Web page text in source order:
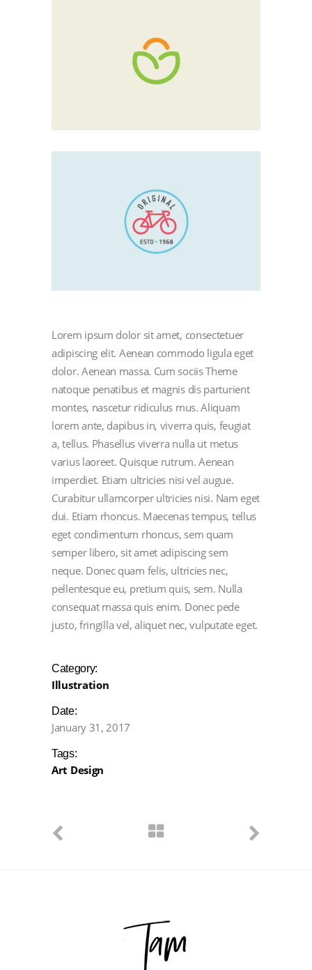
Lorem ipsum dolor sit amet, consectetuer
adipiscing elit. Aenean commodo ligula eget
dolor. Aenean massa. Cum sociis Theme
natoque penatibus et magnis dis parturient
montes, nascetur ridiculus mus. Aliquam
lorem ante, dapibus in, viverra quis, feugiat
a, tellus. Phasellus viverra nulla ut metus
varius laoreet. Quisque rutrum. Aenean
imperdiet. Etiam ultricies nisi vel augue.
Curabitur ullamcorper ultricies nisi. Nam eget
dui. Etiam rhoncus. Maecenas tempus, tellus
eget condimentum rhoncus, sem quam
semper libero, sit amet adipiscing sem
neque. Donec quam felis, ultricies nec,
pellentesque eu, pretium quis, sem. Nulla
consequat massa quis enim. Donec pede
justo, fringilla vel, aliquet nec, vulputate eget.
Category:
Illustration
Date:
January 31, 2017
Tags:
Art Design